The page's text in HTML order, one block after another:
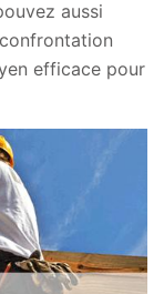
aussi
efficace pour